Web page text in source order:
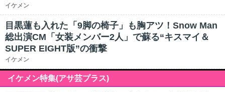
イケメン
目黒蓮も入れた「9脚の椅子」も胸アツ！Snow Man
総出演CM「女装メンバー2人」で蘇る“キスマイ＆
SUPER EIGHT版”の衝撃
イケメン
イケメン特集(アサ芸プラス)